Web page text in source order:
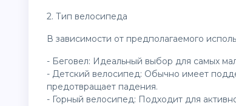
2. Тип велосипеда
В зависимости от предполагаемого
- Беговел: Идеальный выбор для самых
- Детский велосипед: Обычно имеет
предотвращает падения.
- Горный велосипед: Подходит для